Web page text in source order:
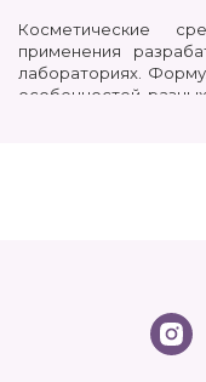
Косметические
применения
лабораториях.
особенностей
Правильный уход за
подбор набора